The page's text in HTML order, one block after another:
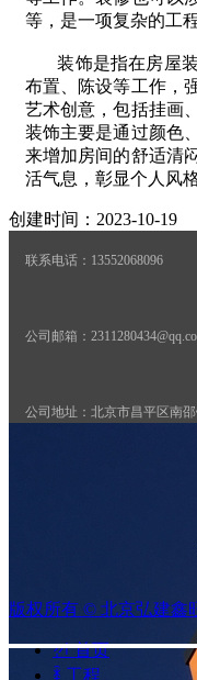
案
例
施
工
现
场
相
关
资
讯
系
等，是一项复杂的工程
装饰是指在房屋装
布置、陈设等工作，
艺术创意，包括挂画
装饰主要是通过颜色
来增加房间的舒适清
活气息，彰显个人风格
创建时间： 2023-10-19
联系电话：13552068096
公司邮箱：
公司地址：北京市昌平区南
技术支持： 商祺网络
版权所有 © 北京弘建鑫
낀 首页
ꁦ 工程